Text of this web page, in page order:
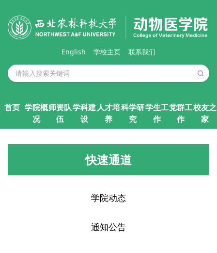
English 学校主页 联系我们
首页 学院概
况
师资队
伍
学科建
设
人才培
养
科学研
究
学生工
作
党群工
作
校友之
家
快速通道
学院动态
通知公告